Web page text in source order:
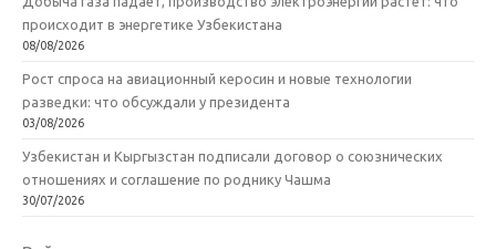
происходит в энергетике Узбекистана
08/08/2026
Рост спроса на авиационный керосин и новые технологии
разведки: что обсуждали у президента
03/08/2026
Узбекистан и Кыргызстан подписали договор о союзнических
отношениях и соглашение по роднику Чашма
30/07/2026